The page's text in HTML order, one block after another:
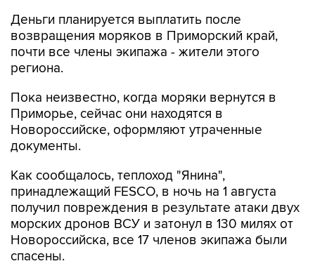
почти все члены экипажа - жители этого
региона.
Пока неизвестно, когда моряки вернутся в
Новороссийске, оформляют утраченные
документы.
Как сообщалось, теплоход "Янина",
получил повреждения в результате атаки двух
морских дронов ВСУ и затонул в 130 милях от
Новороссийска, все 17 членов экипажа были
спасены.
"Это был самый обычный мирный